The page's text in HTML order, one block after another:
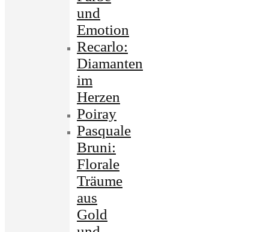
und
Emotion
Recarlo:
Diamanten
im
Herzen
Poiray
Pasquale
Bruni:
Florale
Träume
aus
Gold